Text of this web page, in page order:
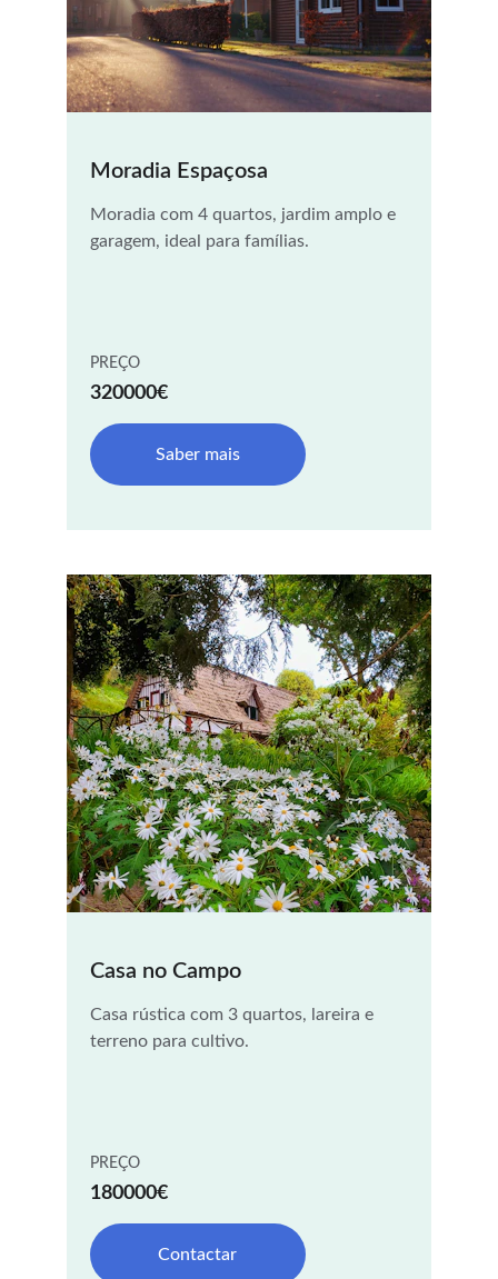
Moradia Espaçosa
Moradia com 4 quartos, jardim amplo e
garagem, ideal para famílias.
PREÇO
320000€
Saber mais
Casa no Campo
Casa rústica com 3 quartos, lareira e
terreno para cultivo.
PREÇO
180000€
Contactar